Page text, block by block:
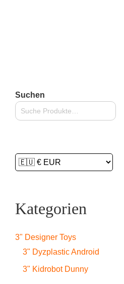
Suchen
Kategorien
3" Designer Toys
3" Dyzplastic Android
3" Kidrobot Dunny